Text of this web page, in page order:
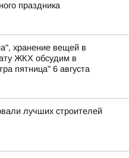
праздника
хранение вещей в
ЖКХ обсудим в
пятница" 6 августа
лучших строителей